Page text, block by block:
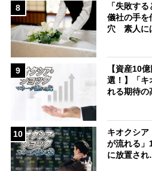
8
「失敗す
儀社の手を
穴 素人に
9
【資産10
選！】「キ
れる期待
10
キオクシア
が流れる
に放置さ